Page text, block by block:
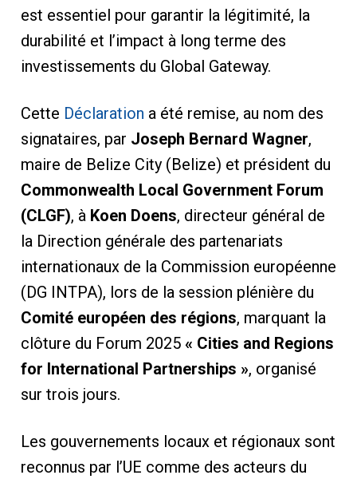
est essentiel pour garantir la légitimité, la
durabilité et l’impact à long terme des
investissements du Global Gateway.
Cette Déclaration a été remise, au nom des
signataires, par Joseph Bernard Wagner,
maire de Belize City (Belize) et président du
Commonwealth Local Government Forum
(CLGF), à Koen Doens, directeur général de
la Direction générale des partenariats
internationaux de la Commission européenne
(DG INTPA), lors de la session plénière du
Comité européen des régions, marquant la
clôture du Forum 2025 « Cities and Regions
for International Partnerships », organisé
sur trois jours.
Les gouvernements locaux et régionaux sont
reconnus par l’UE comme des acteurs du